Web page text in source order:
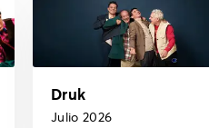
Druk
Julio 2026